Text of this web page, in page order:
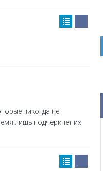
никогда не
лишь подчеркнет их